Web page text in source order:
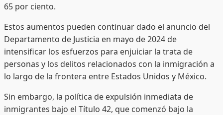
65 por ciento.
Estos aumentos pueden continuar dado el anuncio del
Departamento de Justicia en mayo de 2024 de
intensificar los esfuerzos para enjuiciar la trata de
personas y los delitos relacionados con la inmigración a
lo largo de la frontera entre Estados Unidos y México.
Sin embargo, la política de expulsión inmediata de
inmigrantes bajo el Título 42, que comenzó bajo la